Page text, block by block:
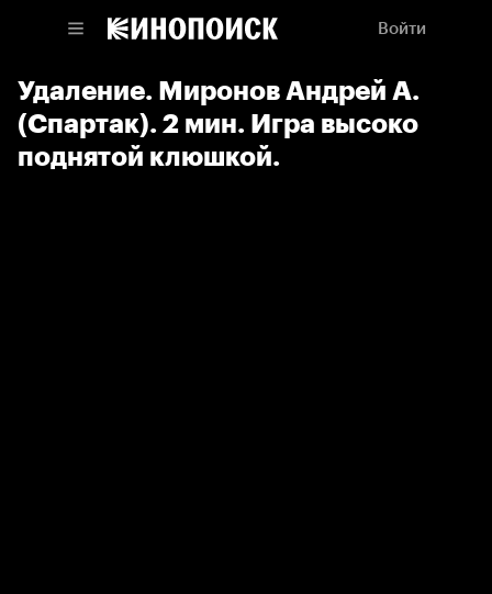
Войти
Удаление. Миронов Андрей А.
(Спартак). 2 мин. Игра высоко
поднятой клюшкой.